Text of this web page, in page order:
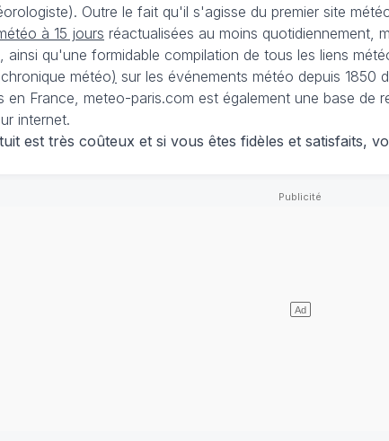
Outre le fait qu'il s'agisse du premier site
à 15 jours réactualisées au moins quotidiennement,
, ainsi qu'une formidable compilation de tous les liens
chronique météo) sur les événements météo depuis 1850
en France, meteo-paris.com est également une base
internet.
est très coûteux et si vous êtes fidèles et satisfaits,